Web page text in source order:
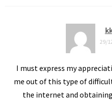
29/
I must express my
me out of this type of
the internet and